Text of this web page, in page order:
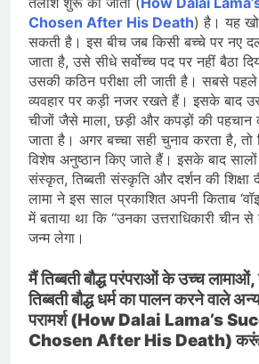
Chosen After His Death) है। यह
सकती है। इस बीच जब किसी बच्चे पर नए
जाता है, उसे सीधे सर्वोच्च पद पर नहीं बैठा
उसकी कठिन परीक्षा ली जाती है। सबसे
व्यवहार पर कड़ी नजर रखते हैं। इसके बाद
चीजों जैसे माला, छड़ी और कपड़ों की पहचान
जाता है। अगर बच्चा सही चुनाव करता है, तो
विशेष अनुष्ठान किए जाते हैं। इसके बाद सालों
संस्कृत, तिब्बती संस्कृति और दर्शन की शिक्षा
लामा ने इस साल प्रकाशित अपनी किताब
में बताया था कि “उनका उत्तराधिकारी चीन
जन्म लेगा।
मैं तिब्बती बौद्ध परंपराओं के उच्च
तिब्बती बौद्ध धर्म का पालन करने वाले
परामर्श (How Dalai Lama’s
Chosen After His Death)